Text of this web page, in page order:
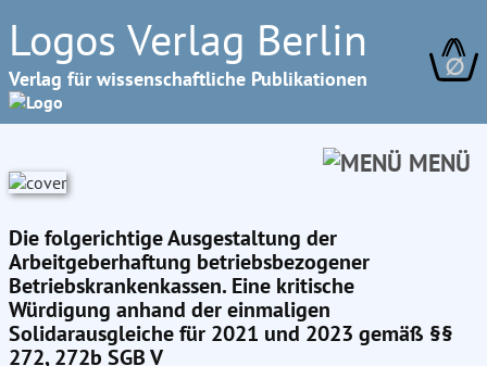
Logos Verlag Berlin
Verlag für wissenschaftliche Publikationen ∅
MENÜ
Die folgerichtige Ausgestaltung der
Arbeitgeberhaftung betriebsbezogener
Betriebskrankenkassen. Eine kritische
Würdigung anhand der einmaligen
Solidarausgleiche für 2021 und 2023 gemäß §§
272, 272b SGB V